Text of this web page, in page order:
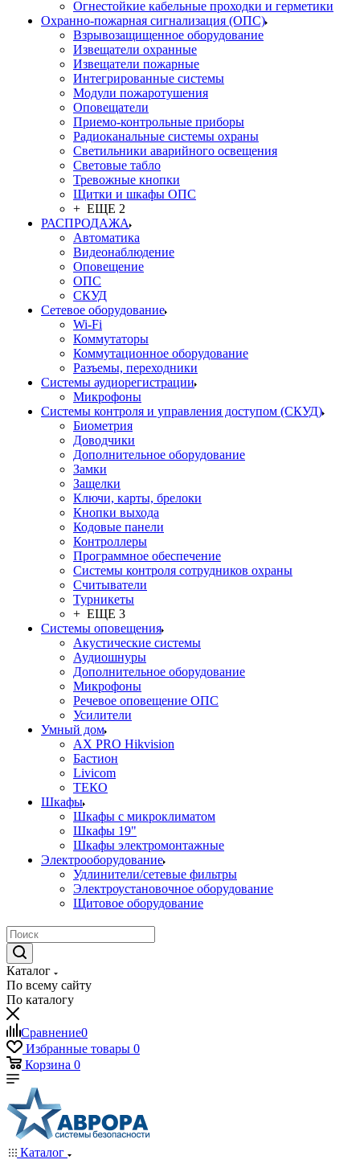
Огнестойкие кабельные проходки и герметики
Охранно-пожарная сигнализация (ОПС)
Взрывозащищенное оборудование
Извещатели охранные
Извещатели пожарные
Интегрированные системы
Модули пожаротушения
Оповещатели
Приемо-контрольные приборы
Радиоканальные системы охраны
Светильники аварийного освещения
Световые табло
Тревожные кнопки
Щитки и шкафы ОПС
+ ЕЩЕ 2
РАСПРОДАЖА
Автоматика
Видеонаблюдение
Оповещение
ОПС
СКУД
Сетевое оборудование
Wi-Fi
Коммутаторы
Коммутационное оборудование
Разъемы, переходники
Системы аудиорегистрации
Микрофоны
Системы контроля и управления доступом (СКУД)
Биометрия
Доводчики
Дополнительное оборудование
Замки
Защелки
Ключи, карты, брелоки
Кнопки выхода
Кодовые панели
Контроллеры
Программное обеспечение
Системы контроля сотрудников охраны
Считыватели
Турникеты
+ ЕЩЕ 3
Системы оповещения
Акустические системы
Аудиошнуры
Дополнительное оборудование
Микрофоны
Речевое оповещение ОПС
Усилители
Умный дом
AX PRO Hikvision
Бастион
Livicom
ТЕКО
Шкафы
Шкафы с микроклиматом
Шкафы 19"
Шкафы электромонтажные
Электрооборудование
Удлинители/сетевые фильтры
Электроустановочное оборудование
Щитовое оборудование
Каталог
По всему сайту
По каталогу
Сравнение0
Избранные товары 0
Корзина 0
Каталог